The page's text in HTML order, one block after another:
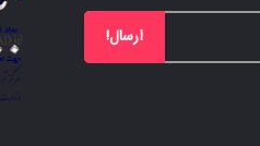
ارسال!